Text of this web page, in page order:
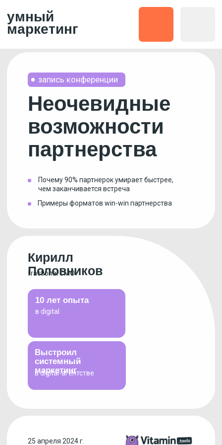
умный
маркетинг
Неочевидные
возможности
партнерства
Кирилл
Половников
Почему 90% партнерок умирает быстрее,
чем заканчивается встреча
Примеры форматов win-win партнерства
25 апреля 2024 г.
Выстроил
системный
маркетинг
в digital-агентстве